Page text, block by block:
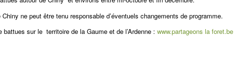
ne peut être tenu responsable d’éventuels changements de programme.
sur le territoire de la Gaume et de l’Ardenne : www.partageons la foret.be